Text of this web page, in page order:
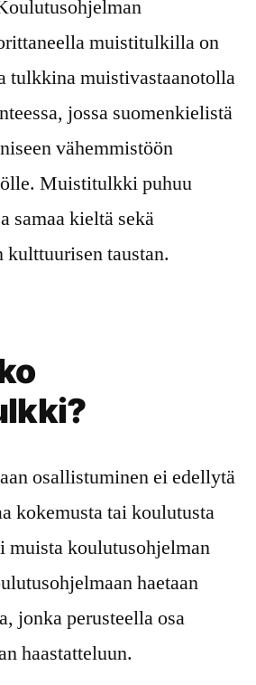
muistitulkilla on
tulkkina muistivastaanotolla
jossa suomenkielistä
vähemmistöön
Muistitulkki puhuu
samaa kieltä sekä
kulttuurisen taustan.
osallistuminen ei edellytä
kokemusta tai koulutusta
muista koulutusohjelman
haetaan
jonka perusteella osa
haastatteluun.